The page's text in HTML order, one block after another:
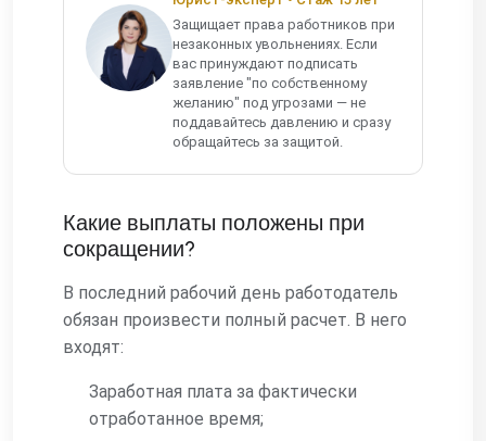
Защищает права работников при
незаконных увольнениях. Если
вас принуждают подписать
заявление "по собственному
желанию" под угрозами — не
поддавайтесь давлению и сразу
обращайтесь за защитой.
Какие выплаты положены при
сокращении?
В последний рабочий день работодатель
обязан произвести полный расчет. В него
входят:
Заработная плата за фактически
отработанное время;